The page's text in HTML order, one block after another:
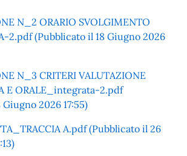
N_2 ORARIO SVOLGIMENTO
2.pdf (Pubblicato il 18 Giugno 2026
N_3 CRITERI VALUTAZIONE
E ORALE_integrata-2.pdf
2026 17:55)
A.pdf (Pubblicato il 26